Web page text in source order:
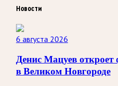
Новости
6 августа 2026
Денис Мацуев
в Великом Новгороде